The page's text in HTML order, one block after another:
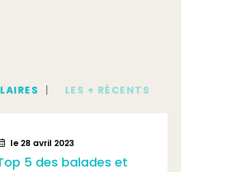
LES + RÉCENTS
le 28 avril 2023
5 des balades et